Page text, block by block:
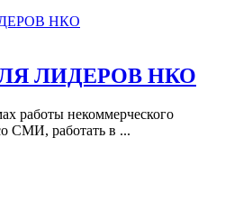
ЛИДЕРОВ НКО
работы некоммерческого
СМИ, работать в ...